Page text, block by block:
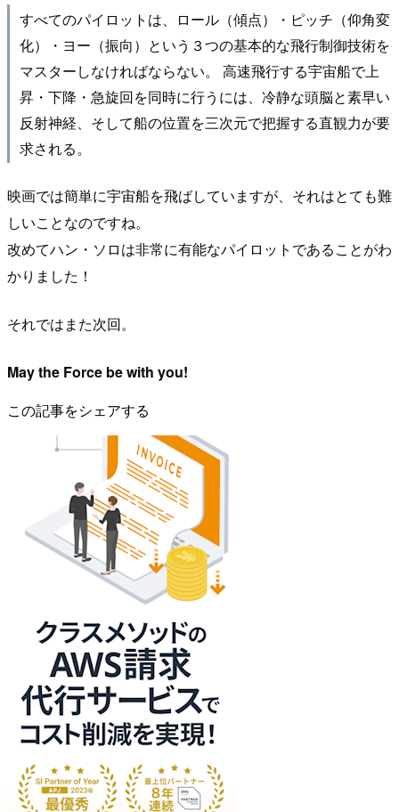
すべてのパイロットは、ロール（傾点）・ピッチ（仰角変
化）・ヨー（振向）という３つの基本的な飛行制御技術を
マスターしなければならない。 高速飛行する宇宙船で上
昇・下降・急旋回を同時に行うには、冷静な頭脳と素早い
反射神経、そして船の位置を三次元で把握する直観力が要
求される。
映画では簡単に宇宙船を飛ばしていますが、それはとても難
しいことなのですね。
改めてハン・ソロは非常に有能なパイロットであることがわ
かりました！
それではまた次回。
May the Force be with you!
この記事をシェアする